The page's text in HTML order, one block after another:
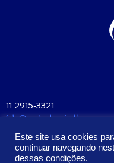
11 2915-3321
fale@santaclara.ind.br
CEP: 04225-000
Este site usa cookies
continuar navegando
dessas condições.